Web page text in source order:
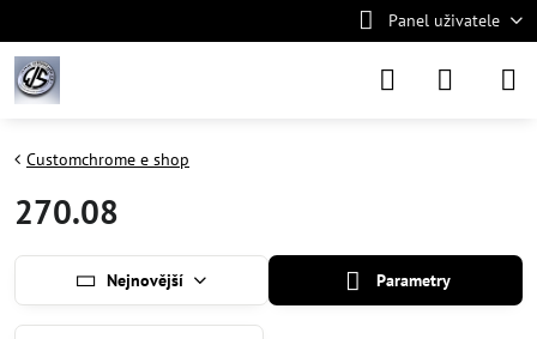
Panel uživatele
Customchrome e shop
270.08
Nejnovější Parametry